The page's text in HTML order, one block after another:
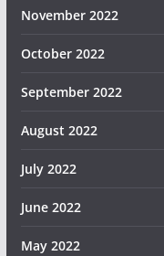
November 2022
October 2022
September 2022
August 2022
July 2022
June 2022
May 2022